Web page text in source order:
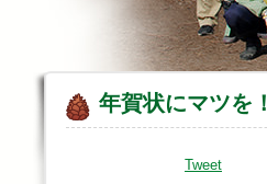
年賀状にマツを！
Tweet